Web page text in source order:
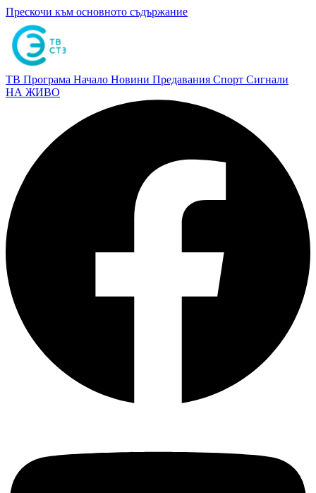
Прескочи към основното съдържание
ТВ Програма Начало Новини Предавания Спорт Сигнали
НА ЖИВО